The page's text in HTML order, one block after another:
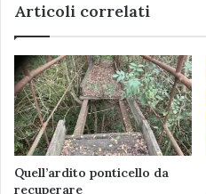
Articoli correlati
Quell’ardito ponticello da
recuperare